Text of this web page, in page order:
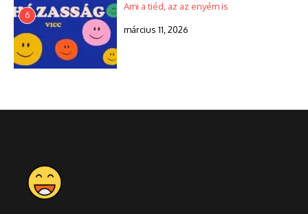
6
Ami a tiéd, az az enyém is
március 11, 2026